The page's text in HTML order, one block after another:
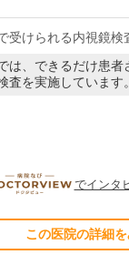
受けられる内視鏡検
は、できるだけ患
査を実施しています
でインタ
この医院の詳細